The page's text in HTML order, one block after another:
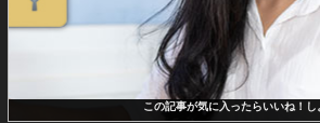
この記事が気に入ったらいいね！し